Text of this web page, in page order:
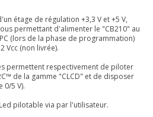
étage de régulation +3,3 V et +5 V,
permettant d'alimenter le "CB210" au
(lors de la phase de programmation)
Vcc (non livrée).
permettent respectivement de piloter
de la gamme "CLCD" et de disposer
0/5 V).
pilotable via par l'utilisateur.